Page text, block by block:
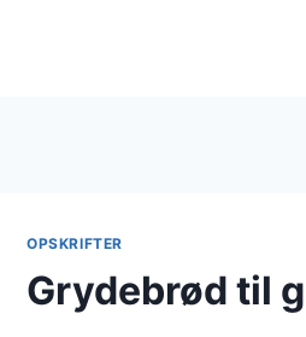
OPSKRIFTER
Grydebrød til